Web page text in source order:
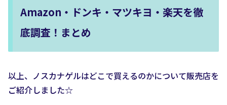
Amazon・ドンキ・マツキヨ・楽天を徹
底調査！まとめ
以上、ノスカナゲルはどこで買えるのかについて販売店を
ご紹介しました☆